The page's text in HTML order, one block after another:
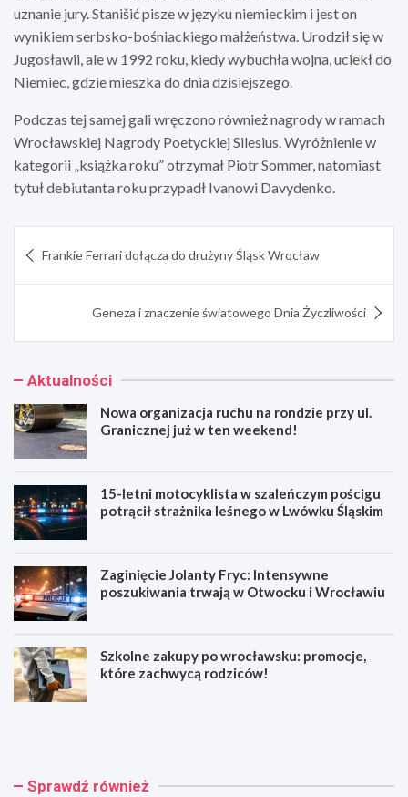
uznanie jury. Stanišić pisze w języku niemieckim i jest on
wynikiem serbsko-bośniackiego małżeństwa. Urodził się w
Jugosławii, ale w 1992 roku, kiedy wybuchła wojna, uciekł do
Niemiec, gdzie mieszka do dnia dzisiejszego.
Podczas tej samej gali wręczono również nagrody w ramach
Wrocławskiej Nagrody Poetyckiej Silesius. Wyróżnienie w
kategorii „książka roku” otrzymał Piotr Sommer, natomiast
tytuł debiutanta roku przypadł Ivanowi Davydenko.
wpisu
Frankie Ferrari dołącza do drużyny Śląsk Wrocław
Geneza i znaczenie światowego Dnia Życzliwości
Aktualności
Nowa organizacja ruchu na rondzie przy ul.
Granicznej już w ten weekend!
15-letni motocyklista w szaleńczym pościgu
potrącił strażnika leśnego w Lwówku Śląskim
Zaginięcie Jolanty Fryc: Intensywne
poszukiwania trwają w Otwocku i Wrocławiu
Szkolne zakupy po wrocławsku: promocje,
które zachwycą rodziców!
N
r
1
t Sprawdź również